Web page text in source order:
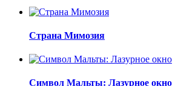
Страна Мимозия
Символ Мальты: Лазурное окно